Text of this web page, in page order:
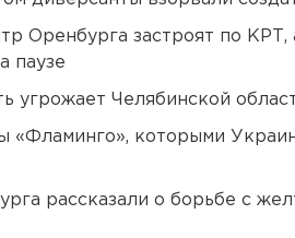
Оренбурга застроят по КРТ,
паузе
угрожает Челябинской
«Фламинго», которыми
рассказали о борьбе с